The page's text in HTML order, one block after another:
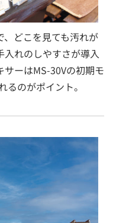
どこを見ても汚れが
入れのしやすさが導入
ーはMS-30Vの初期モ
のがポイント。